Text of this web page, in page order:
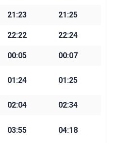
21:23 21:25
22:22 22:24
00:05 00:07
01:24 01:25
02:04 02:34
03:55 04:18